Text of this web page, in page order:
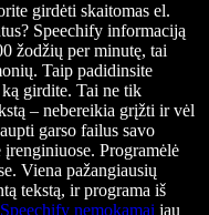
girdėti skaitomas el.
Speechify informaciją
žodžių per minutę, tai
Taip padidinsite
girdite. Tai ne tik
– nebereikia grįžti ir vėl
garso failus savo
Programėlė
Viena pažangiausių
tekstą, ir programa iš
nemokamai jau